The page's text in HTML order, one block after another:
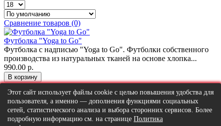
Сравнение товаров (0)
Футболка "Yoga to Go"
Футболка с надписью "Yoga to Go". Футболки собственного
производства из натуральных тканей на основе хлопка...
990.00 р.
Пользовательское соглашение Партнерам Города Отзывы
Личный кабинет Новости
+7(931)356-69-19
Все права защищены
Этот сайт использует файлы cookie с целью повышения удобства для
пользователя, а именно — дополнения функциями социальных
сетей, статистического анализа и выбора сторонних сервисов. Более
подробную информацию см. на странице Политика